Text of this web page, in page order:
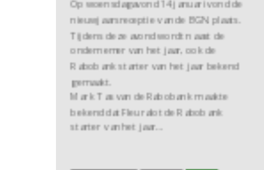
Op woensdagavond 14 januari vond de
nieuwjaarsreceptie van de BGN plaats.
Tijdens deze avond wordt naast de
ondernemer van het jaar, ook de
Rabobank starter van het jaar bekend
gemaakt.
Mark Tas van de Rabobank maakte
bekend dat Fleuralot de Rabobank
starter van het jaar…